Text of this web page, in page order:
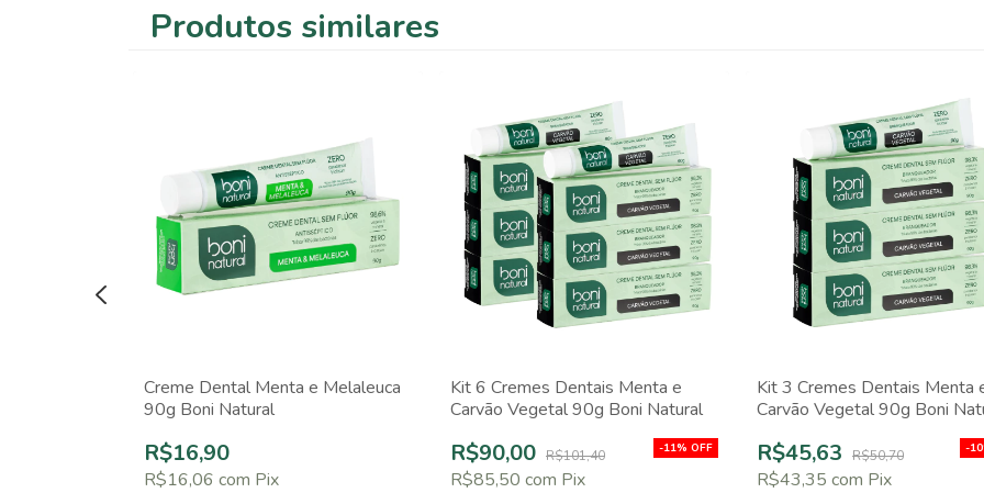
Produtos similares
Creme Dental Menta e Melaleuca
90g Boni Natural
R$16,90
R$16,06 com Pix
Kit 6 Cremes Dentais Menta e
Carvão Vegetal 90g Boni Natural
-11% OFF
R$90,00 R$101,40
R$85,50 com Pix
Kit 3 Cremes Dentais Menta
Carvão Vegetal 90g Boni
-10
R$45,63 R$50,70
R$43,35 com Pix